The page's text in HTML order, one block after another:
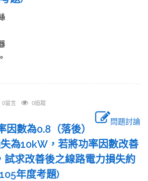
0留言 0追蹤
問題討論
因數為0.8（落後）
為10kW，若將功率因數改善
試求改善後之線路電力損失約
年度考題)